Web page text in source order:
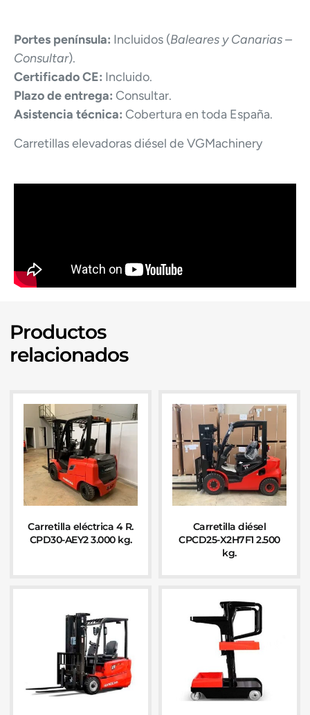
Portes península: Incluidos (Baleares y Canarias –
Consultar).
Certificado CE: Incluido.
Plazo de entrega: Consultar.
Asistencia técnica: Cobertura en toda España.
Carretillas elevadoras diésel de VGMachinery
Productos
relacionados
Carretilla eléctrica 4 R.
CPD30-AEY2 3.000 kg.
Carretilla diésel
CPCD25-X2H7F1 2.500
kg.